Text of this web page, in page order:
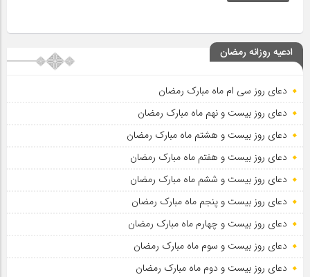
ادعیه روزانه رمضان
دعای روز سی ام ماه مبارک رمضان
دعای روز بیست و نهم ماه مبارک رمضان
دعای روز بیست و هشتم ماه مبارک رمضان
دعای روز بیست و هفتم ماه مبارک رمضان
دعای روز بیست و ششم ماه مبارک رمضان
دعای روز بیست و پنجم ماه مبارک رمضان
دعای روز بیست و چهارم ماه مبارک رمضان
دعای روز بیست و سوم ماه مبارک رمضان
دعای روز بیست و دوم ماه مبارک رمضان